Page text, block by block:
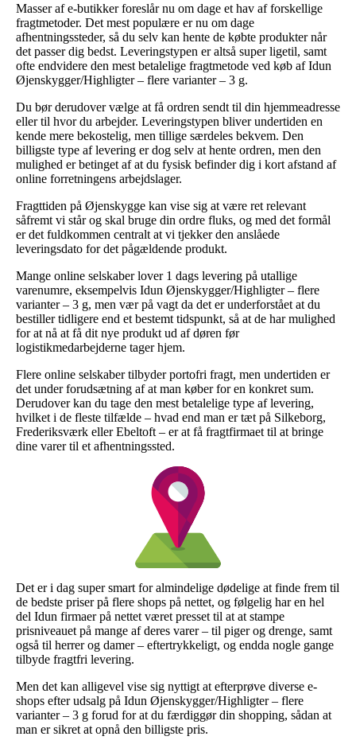
Masser af e-butikker foreslår nu om dage et hav af forskellige
fragtmetoder. Det mest populære er nu om dage
afhentningssteder, så du selv kan hente de købte produkter når
det passer dig bedst. Leveringstypen er altså super ligetil, samt
ofte endvidere den mest betalelige fragtmetode ved køb af Idun
Øjenskygger/Highligter – flere varianter – 3 g.
Du bør derudover vælge at få ordren sendt til din hjemmeadresse
eller til hvor du arbejder. Leveringstypen bliver undertiden en
kende mere bekostelig, men tillige særdeles bekvem. Den
billigste type af levering er dog selv at hente ordren, men den
mulighed er betinget af at du fysisk befinder dig i kort afstand af
online forretningens arbejdslager.
Fragttiden på Øjenskygge kan vise sig at være ret relevant
såfremt vi står og skal bruge din ordre fluks, og med det formål
er det fuldkommen centralt at vi tjekker den anslåede
leveringsdato for det pågældende produkt.
Mange online selskaber lover 1 dags levering på utallige
varenumre, eksempelvis Idun Øjenskygger/Highligter – flere
varianter – 3 g, men vær på vagt da det er underforstået at du
bestiller tidligere end et bestemt tidspunkt, så at de har mulighed
for at nå at få dit nye produkt ud af døren før
logistikmedarbejderne tager hjem.
Flere online selskaber tilbyder portofri fragt, men undertiden er
det under forudsætning af at man køber for en konkret sum.
Derudover kan du tage den mest betalelige type af levering,
hvilket i de fleste tilfælde – hvad end man er tæt på Silkeborg,
Frederiksværk eller Ebeltoft – er at få fragtfirmaet til at bringe
dine varer til et afhentningssted.
Det er i dag super smart for almindelige dødelige at finde frem til
de bedste priser på flere shops på nettet, og følgelig har en hel
del Idun firmaer på nettet været presset til at at stampe
prisniveauet på mange af deres varer – til piger og drenge, samt
også til herrer og damer – eftertrykkeligt, og endda nogle gange
tilbyde fragtfri levering.
Men det kan alligevel vise sig nyttigt at efterprøve diverse e-
shops efter udsalg på Idun Øjenskygger/Highligter – flere
varianter – 3 g forud for at du færdiggør din shopping, sådan at
man er sikret at opnå den billigste pris.